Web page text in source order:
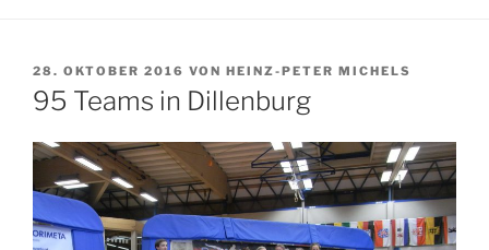
VERÖFFENTLICHT
AM
28. OKTOBER 2016 VON HEINZ-PETER MICHELS
95 Teams in Dillenburg